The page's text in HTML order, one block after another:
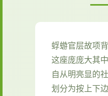
蜉蝣官层故项
这座庞庞大其
自从明亮显的
划分为按上下